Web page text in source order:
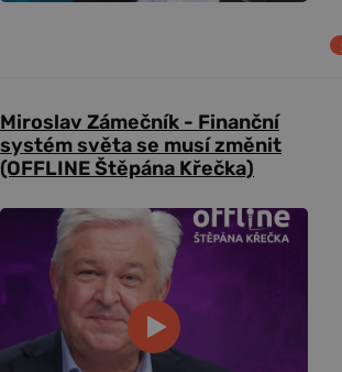
Miroslav Zámečník - Finanční
systém světa se musí změnit
(OFFLINE Štěpána Křečka)